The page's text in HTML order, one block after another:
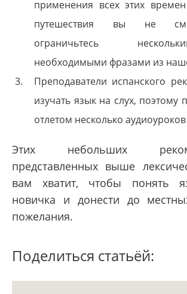
применения всех этих
путешествия вы не
ограничьтесь
необходимыми фразами из
Преподаватели испанского
изучать язык на слух, поэтому
отлетом несколько
Этих небольших
представленных выше
вам хватит, чтобы понять
новичка и донести до
пожелания.
Поделиться статьёй: